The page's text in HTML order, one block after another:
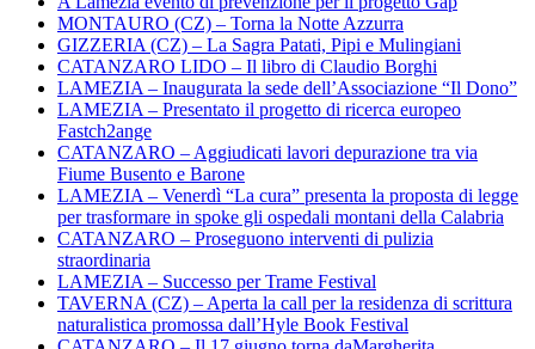
MONTAURO (CZ) – Torna la Notte Azzurra
GIZZERIA (CZ) – La Sagra Patati, Pipi e Mulingiani
CATANZARO LIDO – Il libro di Claudio Borghi
LAMEZIA – Inaugurata la sede dell’Associazione “Il Dono”
LAMEZIA – Presentato il progetto di ricerca europeo
Fastch2ange
CATANZARO – Aggiudicati lavori depurazione tra via
Fiume Busento e Barone
LAMEZIA – Venerdì “La cura” presenta la proposta di legge
per trasformare in spoke gli ospedali montani della Calabria
CATANZARO – Proseguono interventi di pulizia
straordinaria
LAMEZIA – Successo per Trame Festival
TAVERNA (CZ) – Aperta la call per la residenza di scrittura
naturalistica promossa dall’Hyle Book Festival